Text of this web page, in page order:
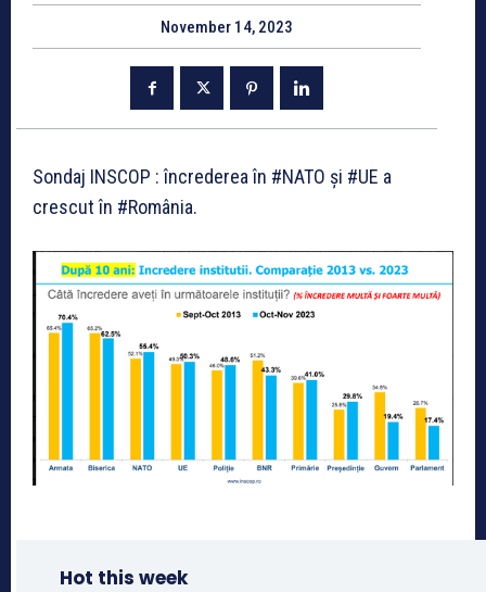
November 14, 2023
Sondaj INSCOP : încrederea în #NATO și #UE a
crescut în #România.
Hot this week